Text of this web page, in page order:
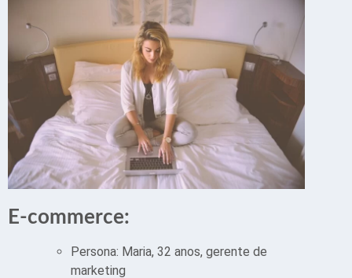
E-commerce:
Persona: Maria, 32 anos, gerente de
marketing